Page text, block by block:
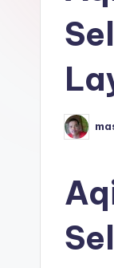
Posted
by